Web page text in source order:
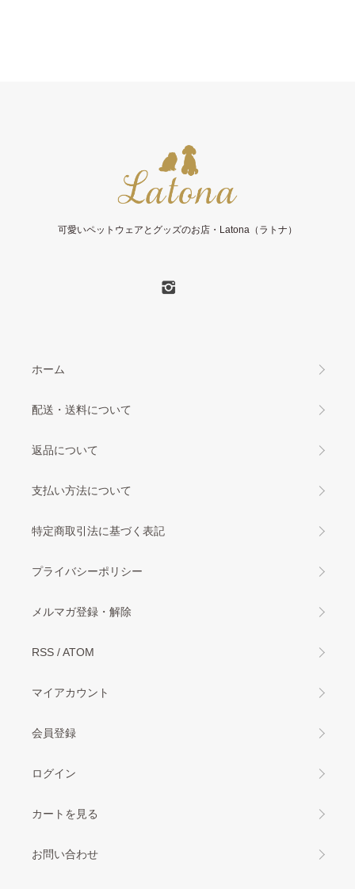
可愛いペットウェアとグッズのお店・Latona（ラトナ）
ホーム
配送・送料について
返品について
支払い方法について
特定商取引法に基づく表記
プライバシーポリシー
メルマガ登録・解除
RSS /ATOM
マイアカウント
会員登録
ログイン
カートを見る
お問い合わせ